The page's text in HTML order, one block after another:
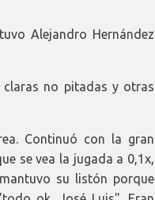
Alejandro Hernández
claras no pitadas y otras
Continuó con la gran
se vea la jugada a 0,1x,
su listón porque